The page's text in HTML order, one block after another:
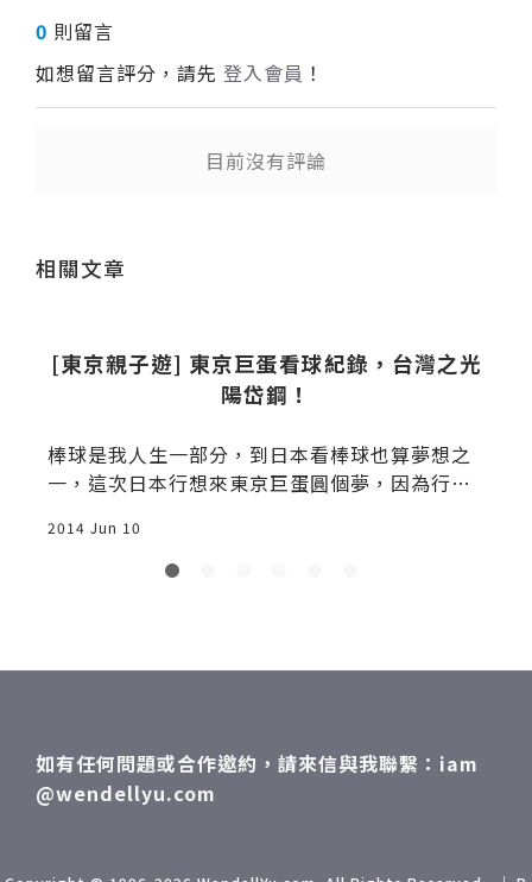
0 則留言
如想留言評分，請先 登入會員 ！
目前沒有評論
相關文章
[東京親子遊] 東京巨蛋看球紀錄，台灣之光
陽岱鋼！
棒球是我人生一部分，到日本看棒球也算夢想之
一，這次日本行想來東京巨蛋圓個夢，因為行程
是能遇到北海道日本火腿鬥士隊來訪，這樣就可
看到陽岱鋼，結果我去查東京讀賣巨人的賽程，
(Tokyo Dome)的指標，結果我忘了帶棒子來，
只好跟Google大神借一支[東京親子遊] 東京巨蛋
2014 Jun 10
如有任何問題或合作邀約，請來信與我聯繫：iam
@wendellyu.com